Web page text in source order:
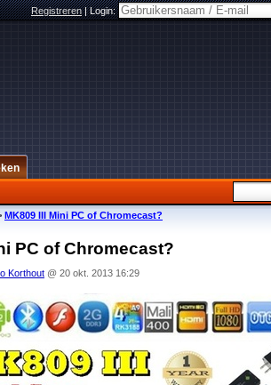
Registreren|Login:
MK809 III Mini PC of Chromecast?
PC of Chromecast?
Korthout @ 20 okt. 2013 16:29